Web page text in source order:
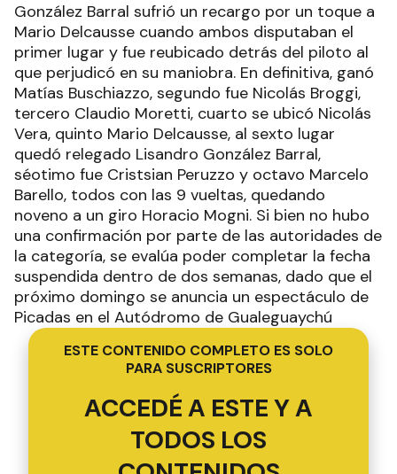
González Barral sufrió un recargo por un toque a
Mario Delcausse cuando ambos disputaban el
primer lugar y fue reubicado detrás del piloto al
que perjudicó en su maniobra. En definitiva, ganó
Matías Buschiazzo, segundo fue Nicolás Broggi,
tercero Claudio Moretti, cuarto se ubicó Nicolás
Vera, quinto Mario Delcausse, al sexto lugar
quedó relegado Lisandro González Barral,
séotimo fue Cristsian Peruzzo y octavo Marcelo
Barello, todos con las 9 vueltas, quedando
noveno a un giro Horacio Mogni. Si bien no hubo
una confirmación por parte de las autoridades de
la categoría, se evalúa poder completar la fecha
suspendida dentro de dos semanas, dado que el
próximo domingo se anuncia un espectáculo de
Picadas en el Autódromo de Gualeguaychú
ESTE CONTENIDO COMPLETO ES SOLO
PARA SUSCRIPTORES
ACCEDÉ A ESTE Y A
TODOS LOS